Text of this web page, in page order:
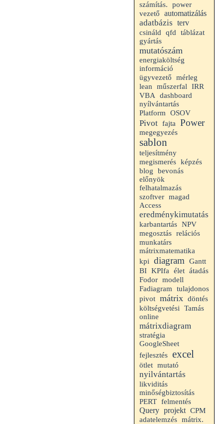
számítás.
power
vezető
automatizálás
adatbázis terv
csináld qfd
táblázat
gyártás
mutatószám
energiaköltség
információ
ügyvezető
mérleg
lean műszerfal IRR
VBA
dashboard
nyílvántartás
Platform OSOV
Pivot fajta Power
megegyezés
sablon
teljesítmény
megismerés képzés
blog
bevonás
előnyök
felhatalmazás
szoftver magad
Access
eredménykimutatás
karbantartás NPV
megosztás relációs
munkatárs
mátrixmatematika
kpi diagram Gantt
BI KPIfa élet átadás
Fodor modell
Fadiagram
tulajdonos
pivot mátrix döntés
költségvetési
Tamás
online
mátrixdiagram
stratégia
GoogleSheet
fejlesztés excel
ötlet mutató
nyilvántartás
likviditás
minőségbiztosítás
PERT felmentés
Query projekt CPM
adatelemzés mátrix.